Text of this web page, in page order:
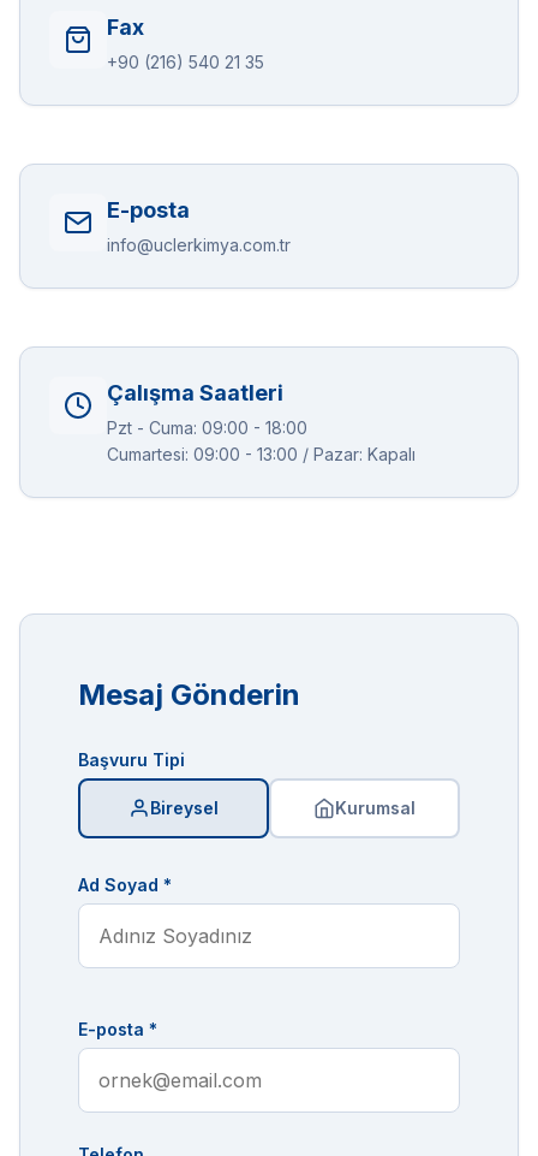
Fax
+90 (216) 540 21 35
E-posta
info@uclerkimya.com.tr
Çalışma Saatleri
Pzt - Cuma: 09:00 - 18:00
Cumartesi: 09:00 - 13:00 / Pazar: Kapalı
Mesaj Gönderin
Başvuru Tipi
Bireysel Kurumsal
Ad Soyad *
E-posta *